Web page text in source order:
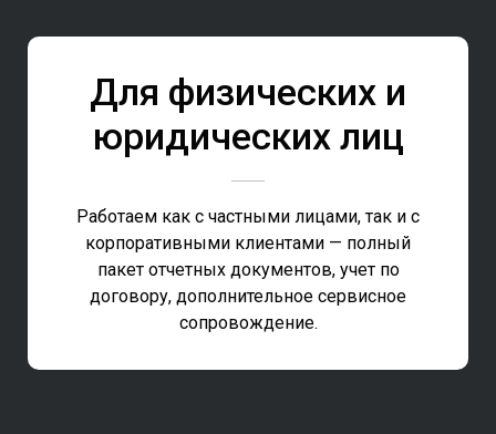
Для физических и
юридических лиц
Работаем как с частными лицами, так и с
корпоративными клиентами — полный
пакет отчетных документов, учет по
договору, дополнительное сервисное
сопровождение.